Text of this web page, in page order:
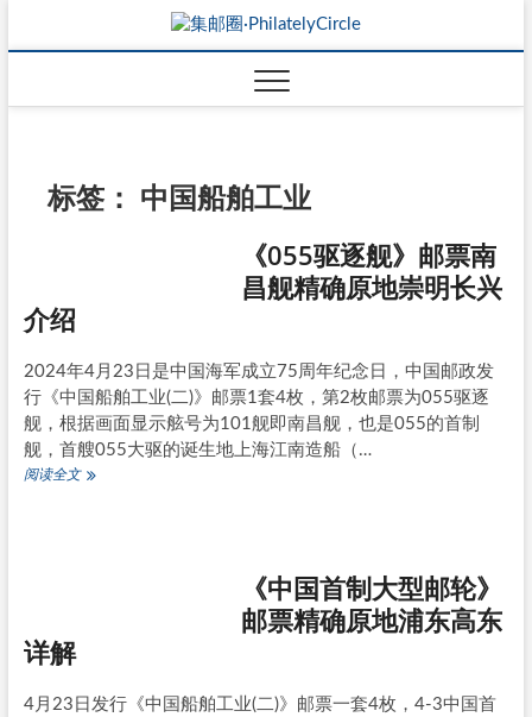
标签： 中国船舶工业
《055驱逐舰》邮票南
昌舰精确原地崇明长兴
介绍
2024年4月23日是中国海军成立75周年纪念日，中国邮政发
行《中国船舶工业(二)》邮票1套4枚，第2枚邮票为055驱逐
舰，根据画面显示舷号为101舰即南昌舰，也是055的首制
舰，首艘055大驱的诞生地上海江南造船（…
阅读全文《055
原
《中国首制大型邮轮》
邮票精确原地浦东高东
详解
4月23日发行《中国船舶工业(二)》邮票一套4枚，4-3中国首